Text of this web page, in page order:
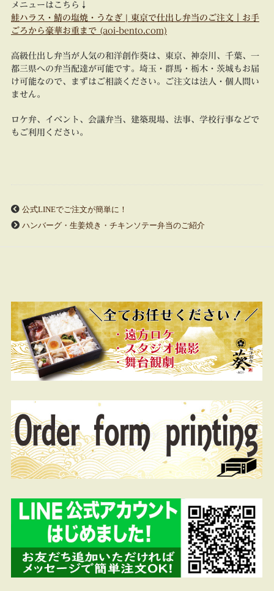
メニューはこちら↓
鮭ハラス・鯖の塩焼・うなぎ | 東京で仕出し弁当のご注文｜お手
ごろから豪華お重まで (aoi-bento.com)
高級仕出し弁当が人気の和洋創作葵は、東京、神奈川、千葉、一
都三県への弁当配達が可能です。埼玉・群馬・栃木・茨城もお届
け可能なので、まずはご相談ください。ご注文は法人・個人問い
ません。
ロケ弁、イベント、会議弁当、建築現場、法事、学校行事などで
もご利用ください。
公式LINEでご注文が簡単に！
ハンバーグ・生姜焼き・チキンソテー弁当のご紹介